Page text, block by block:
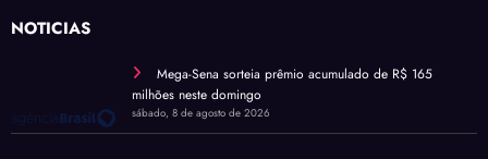
NOTÍCIAS
Mega-Sena sorteia prêmio acumulado de R$ 165
milhões neste domingo
sábado, 8 de agosto de 2026